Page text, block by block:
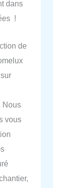
dans
!
de
Nous
vous